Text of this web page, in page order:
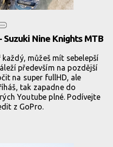
Nine Knights MTB
můžeš mít sebelepší
především na pozdější
na super fullHD, ale
tak zapadne do
Youtube plné. Podívejte
z GoPro.